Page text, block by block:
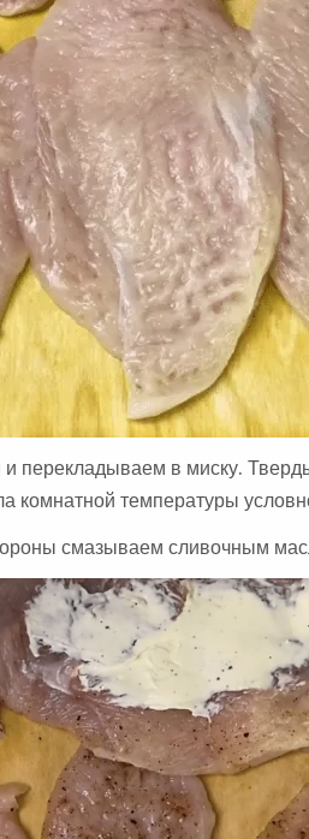
перекладываем в миску.
температуры
смазываем сливочным